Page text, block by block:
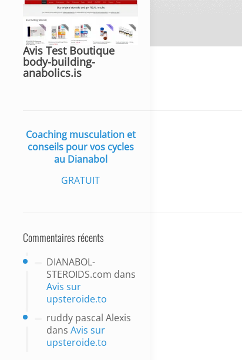
Avis Test Boutique
body-building-
anabolics.is
Coaching musculation et
conseils pour vos cycles
au Dianabol
GRATUIT
Commentaires récents
DIANABOL-
STEROIDS.com dans
Avis sur
upsteroide.to
ruddy pascal Alexis
dansAvis sur
upsteroide.to